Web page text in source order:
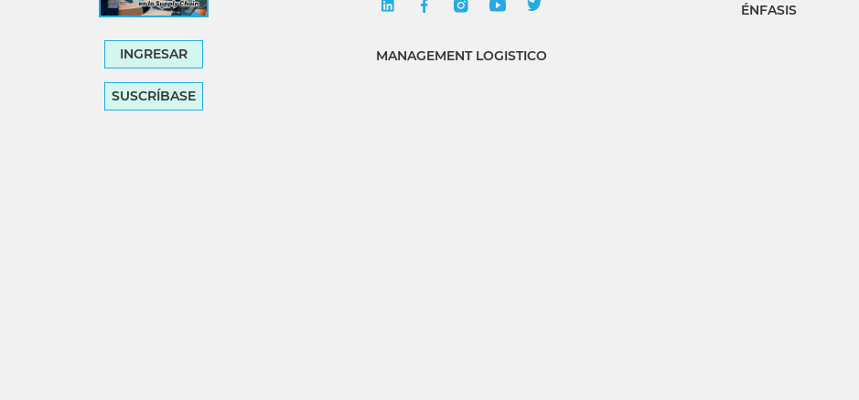
INGRESAR
SUSCRÍBASE
MANAGEMENT LOGISTICO
ÉNFASIS